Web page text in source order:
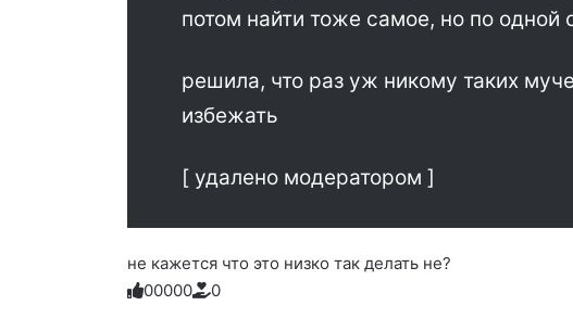
потом найти тоже самое, но по одной
решила, что раз уж никому таких
избежать
[ удалено модератором ]
не кажется что это низко так делать не?
Голосуйте
0
Нажмите
0
Нажмите
0
Нажмите
0
Нажмите
0
Нажмите
0